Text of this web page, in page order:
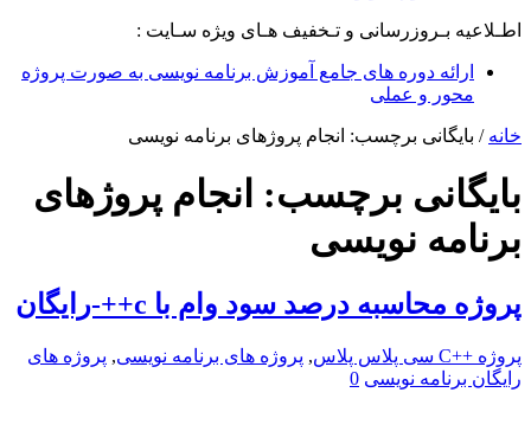
اطـلاعیه بـروزرسانی و تـخفیف هـای ویژه سـایت :
ارائه دوره های جامع آموزش برنامه نویسی به صورت پروژه
محور و عملی
خانه / بایگانی برچسب: انجام پروژهای برنامه نویسی
بایگانی برچسب: انجام پروژهای
برنامه نویسی
پروژه محاسبه درصد سود وام با c++-رایگان
پروژه ++C سی پلاس پلاس , پروژه های برنامه نویسی, پروژه های
رایگان برنامه نویسی 0